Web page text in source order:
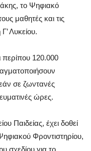
το Ψηφιακό
μαθητές και τις
Λυκείου.
περίπου 120.000
σε ζωντανές
ώρες.
Παιδείας, έχει δοθεί
Φροντιστηρίου,
σχεδίου για το